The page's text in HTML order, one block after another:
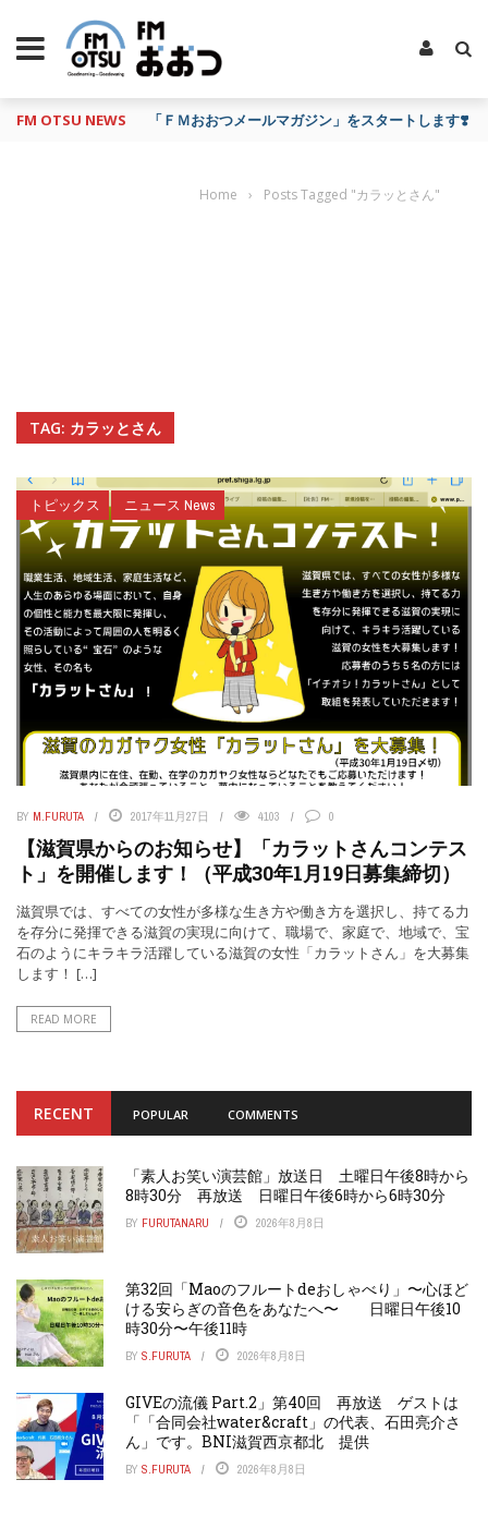
FM OTSU NEWS 「ＦＭおおつメールマガジン」をスタートします❣️
TAG: カラッとさん
Home › Posts Tagged "カラッとさん"
トピックス ニュース News
BY M.FURUTA 2017年11月27日 4103 0
【滋賀県からのお知らせ】「カラットさんコンテス
ト」を開催します！（平成30年1月19日募集締切）
滋賀県では、すべての女性が多様な生き方や働き方を選択し、持てる力
を存分に発揮できる滋賀の実現に向けて、職場で、家庭で、地域で、宝
石のようにキラキラ活躍している滋賀の女性「カラットさん」を大募集
します！ […]
READ MORE
RECENT POPULAR COMMENTS
「素人お笑い演芸館」放送日 土曜日午後8時から
8時30分 再放送 日曜日午後6時から6時30分
BY FURUTANARU 2026年8月8日
第32回「Maoのフルートdeおしゃべり」〜心ほど
ける安らぎの音色をあなたへ〜 日曜日午後10
時30分〜午後11時
BY S.FURUTA 2026年8月8日
GIVEの流儀 Part.2」第40回 再放送 ゲストは
「「合同会社water&craft」の代表、石田亮介さ
ん」です。BNI滋賀西京都北 提供
BY S.FURUTA 2026年8月8日